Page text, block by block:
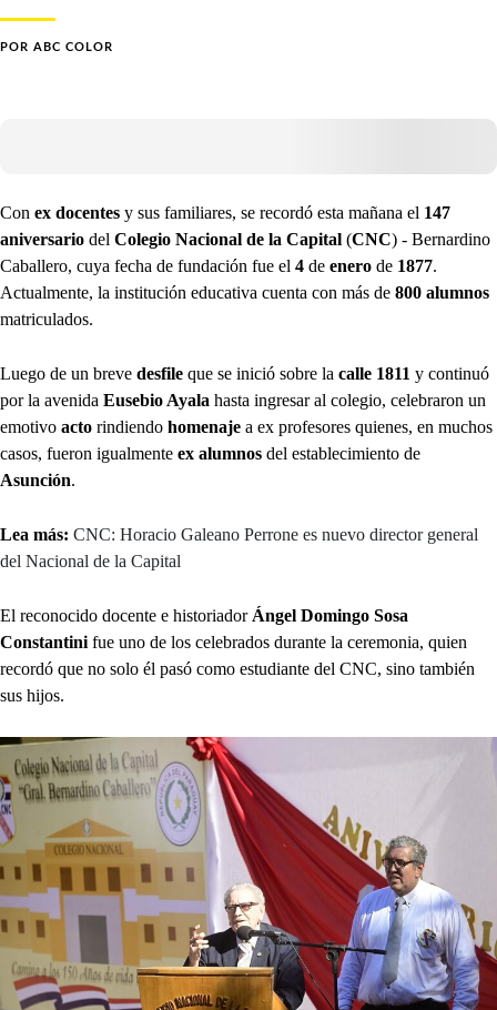
POR ABC COLOR
Con ex docentes y sus familiares, se recordó esta mañana el 147
aniversario del Colegio Nacional de la Capital (CNC) - Bernardino
Caballero, cuya fecha de fundación fue el 4 de enero de 1877.
Actualmente, la institución educativa cuenta con más de 800 alumnos
matriculados.
Luego de un breve desfile que se inició sobre la calle 1811 y continuó
por la avenida Eusebio Ayala hasta ingresar al colegio, celebraron un
emotivo acto rindiendo homenaje a ex profesores quienes, en muchos
casos, fueron igualmente ex alumnos del establecimiento de
Asunción.
Lea más: CNC: Horacio Galeano Perrone es nuevo director general
del Nacional de la Capital
El reconocido docente e historiador Ángel Domingo Sosa
Constantini fue uno de los celebrados durante la ceremonia, quien
recordó que no solo él pasó como estudiante del CNC, sino también
sus hijos.